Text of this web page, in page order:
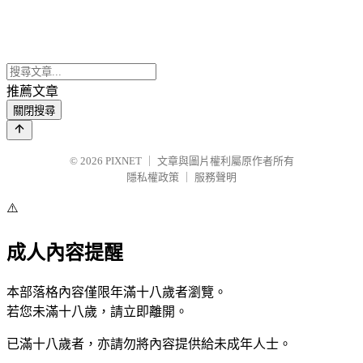
推薦文章
關閉搜尋
© 2026 PIXNET
文章與圖片權利屬原作者所有
隱私權政策
服務聲明
⚠️
成人內容提醒
本部落格內容僅限年滿十八歲者瀏覽。
若您未滿十八歲，請立即離開。
已滿十八歲者，亦請勿將內容提供給未成年人士。